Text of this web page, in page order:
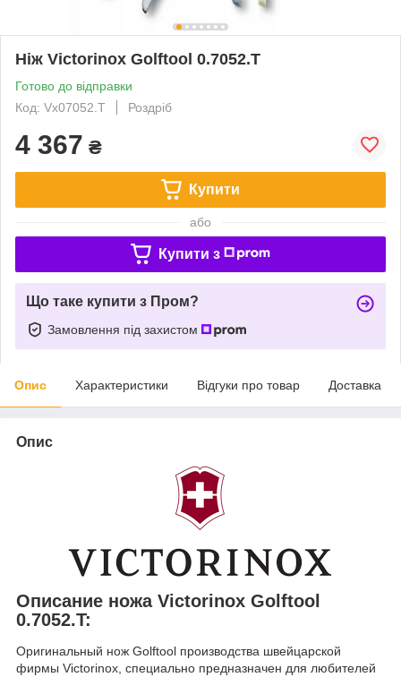
Ніж Victorinox Golftool 0.7052.T
Готово до відправки
Код: Vx07052.T
Роздріб
4 367 ₴
Купити
або
Купити з
Що таке купити з Пром?
Замовлення під захистом
Опис Характеристики Відгуки про товар Доставка
Опис
Описание ножа Victorinox Golftool
0.7052.T:
Оригинальный нож Golftool производства швейцарской
фирмы Victorinox, специально предназначен для любителей